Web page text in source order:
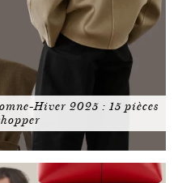
Hiver 2025 : 15 pièces